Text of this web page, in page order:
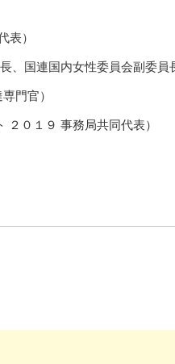
表）
、国連国内女性委員会副委員
門官）
０１９ 事務局共同代表）